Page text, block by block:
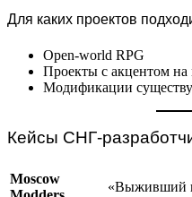
Для каких проектов
Open-world RPG
Проекты с акцентом на
Модификации
Кейсы СНГ-
Moscow
«Выживший